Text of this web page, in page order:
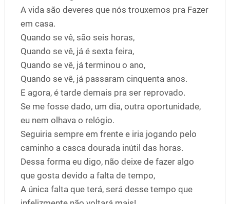
A vida são deveres que nós trouxemos pra Fazer
em casa.
Quando se vê, são seis horas,
Quando se vê, já é sexta feira,
Quando se vê, já terminou o ano,
Quando se vê, já passaram cinquenta anos.
E agora, é tarde demais pra ser reprovado.
Se me fosse dado, um dia, outra oportunidade,
eu nem olhava o relógio.
Seguiria sempre em frente e iria jogando pelo
caminho a casca dourada inútil das horas.
Dessa forma eu digo, não deixe de fazer algo
que gosta devido a falta de tempo,
A única falta que terá, será desse tempo que